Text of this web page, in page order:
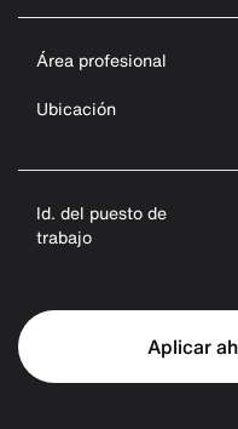
Área profesional
Ubicación
Id. del puesto de
trabajo
Aplicar